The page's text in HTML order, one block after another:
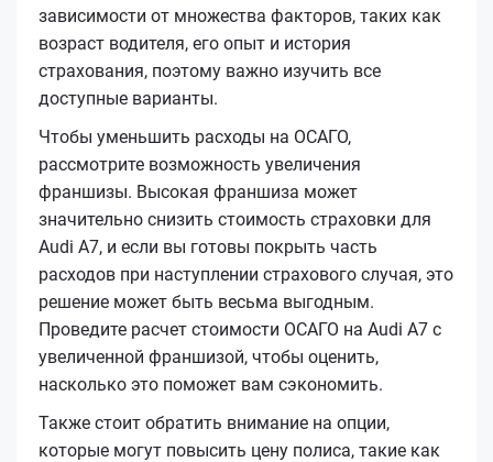
зависимости от множества факторов, таких как
возраст водителя, его опыт и история
страхования, поэтому важно изучить все
доступные варианты.
Чтобы уменьшить расходы на ОСАГО,
рассмотрите возможность увеличения
франшизы. Высокая франшиза может
значительно снизить стоимость страховки для
Audi A7, и если вы готовы покрыть часть
расходов при наступлении страхового случая, это
решение может быть весьма выгодным.
Проведите расчет стоимости ОСАГО на Audi A7 с
увеличенной франшизой, чтобы оценить,
насколько это поможет вам сэкономить.
Также стоит обратить внимание на опции,
которые могут повысить цену полиса, такие как